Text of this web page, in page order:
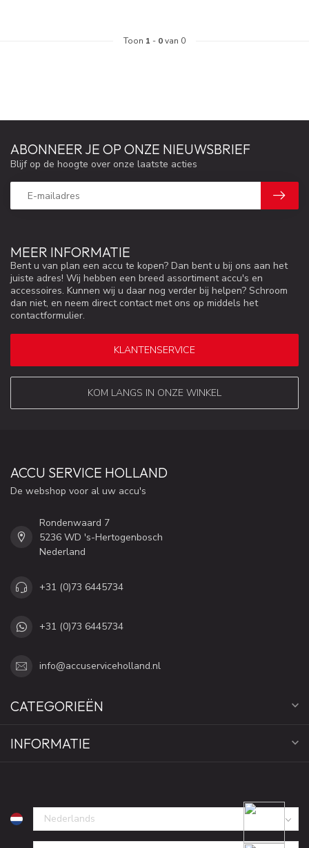
Toon 1 - 0van 0
MEER INFORMATIE
Bent u van plan een accu te kopen? Dan bent u bij ons aan het
juiste adres! Wij hebben een breed assortiment accu's en
accessoires. Kunnen wij u daar nog verder bij helpen? Schroom
dan niet, en neem direct contact met ons op middels het
contactformulier.
KLANTENSERVICE
KOM LANGS IN ONZE WINKEL
ABONNEER JE OP ONZE NIEUWSBRIEF
Blijf op de hoogte over onze laatste acties
ACCU SERVICE HOLLAND
De webshop voor al uw accu's
Rondenwaard 7
5236 WD 's-Hertogenbosch
Nederland
+31 (0)73 6445734
+31 (0)73 6445734
info@accuserviceholland.nl
CATEGORIEËN
INFORMATIE